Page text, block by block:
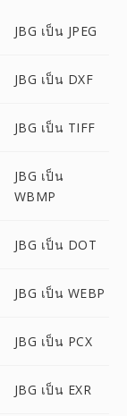
JBG เป็น JPEG
JBG เป็น DXF
JBG เป็น TIFF
JBG เป็น
WBMP
JBG เป็น DOT
JBG เป็น WEBP
JBG เป็น PCX
JBG เป็น EXR